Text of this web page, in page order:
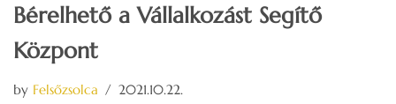
Bérelhető a Vállalkozást Segítő
Központ
by Felsőzsolca 2021.10.22.